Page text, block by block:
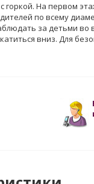
На первом
по всему
за детьми
вниз. Для